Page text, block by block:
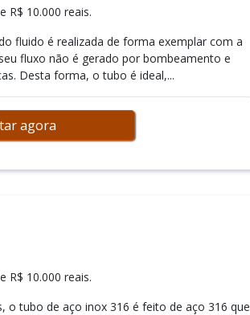
R$ 10.000 reais.
fluido é realizada de forma exemplar com a
fluxo não é gerado por bombeamento e
Desta forma, o tubo é ideal,...
agora
R$ 10.000 reais.
o tubo de aço inox 316 é feito de aço 316 que